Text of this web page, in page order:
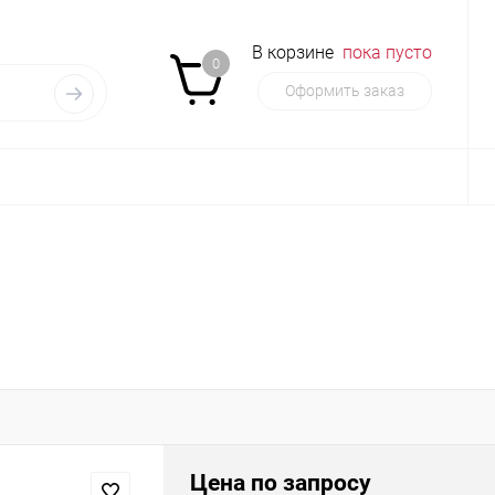
0
В корзине пока пусто
Оформить заказ
Цена по запросу